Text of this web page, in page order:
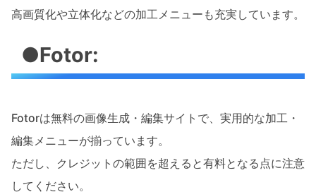
高画質化や立体化などの加工メニューも充実しています。
●Fotor:
Fotorは無料の画像生成・編集サイトで、実用的な加工・
編集メニューが揃っています。
ただし、クレジットの範囲を超えると有料となる点に注意
してください。